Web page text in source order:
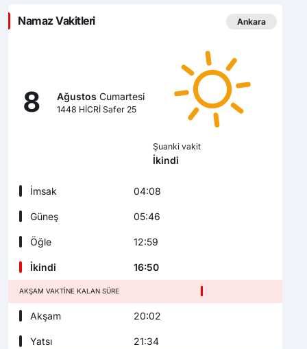
Namaz Vakitleri Ankara
8 Ağustos Cumartesi
1448 HİCRİ Safer 25
Şuanki vakit
İkindi
İmsak 04:08
Güneş 05:46
Öğle 12:59
İkindi 16:50
AKŞAM VAKTINE KALAN SÜRE
Akşam 20:02
Yatsı 21:34